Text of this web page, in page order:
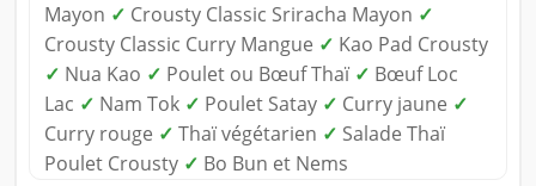
Mayon ✓ Crousty Classic Sriracha Mayon ✓
Crousty Classic Curry Mangue ✓ Kao Pad Crousty
✓ Nua Kao ✓ Poulet ou Bœuf Thaï ✓ Bœuf Loc
Lac ✓ Nam Tok ✓ Poulet Satay ✓ Curry jaune ✓
Curry rouge ✓ Thaï végétarien ✓ Salade Thaï
Poulet Crousty ✓ Bo Bun et Nems